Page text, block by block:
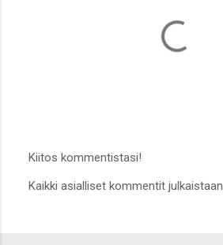
ä
Kiitos kommentistasi!
Kaikki asialliset kommentit julkaistaan.